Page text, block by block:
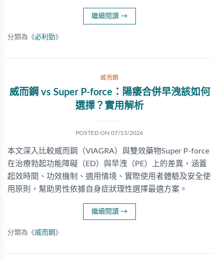
繼續閱讀 →
分類為《必利勁》
威而鋼
威而鋼 vs Super P-force：陽痿合併早洩該如何
選擇？實用解析
POSTED ON 07/13/2026
本文深入比較威而鋼（VIAGRA）與雙效藥物Super P-force
在治療勃起功能障礙（ED）與早洩（PE）上的差異，涵蓋
起效時間、功效機制、適用情境、實際使用者體驗及安全使
用原則，幫助男性依據自身症狀理性選擇最適方案。
繼續閱讀 →
分類為《威而鋼 》